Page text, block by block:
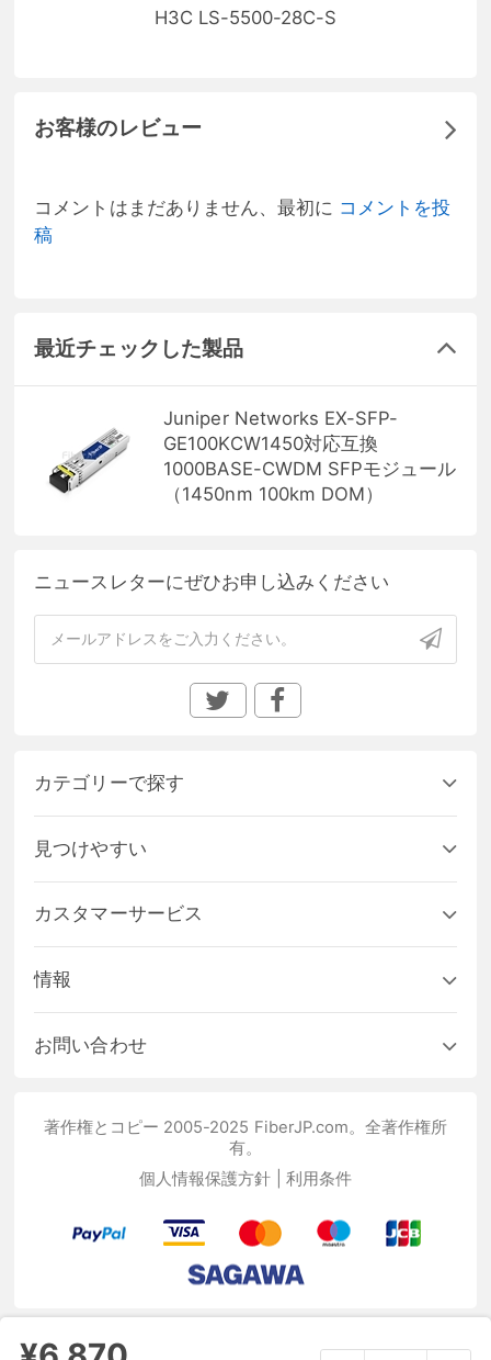
H3C LS-5500-28C-S
お客様のレビュー
コメントはまだありません、最初に コメントを投
稿
最近チェックした製品
Juniper Networks EX-SFP-
GE100KCW1450対応互換
1000BASE-CWDM SFPモジュール
（1450nm 100km DOM）
ニュースレターにぜひお申し込みください
カテゴリーで探す
見つけやすい
カスタマーサービス
情報
お問い合わせ
著作権とコピー 2005-2025 FiberJP.com。全著作権所
有。
個人情報保護方針
利用条件